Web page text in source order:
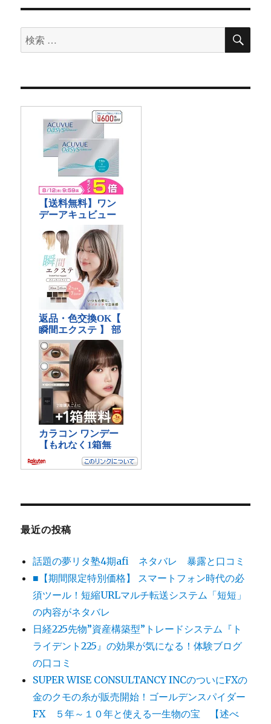
検
索
象:
検
最近の投稿
話題の夢リタ塾4期afi ネタバレ 暴露と口コミ
■【期間限定特別価格】 スマートフォン時代の必
須ツール！短縮URLマルチ転送システム「短短」
の内容がネタバレ
日経225先物”資産構築型”トレードシステム『ト
ライデント225』の効果が気になる！体験ブログ
の口コミ
SUPER WISE CONSULTANCY INCのついにFXの
金のクモの糸が販売開始！ゴールデンスパイダー
FX ５年～１０年と使える一生物の宝 【述べ